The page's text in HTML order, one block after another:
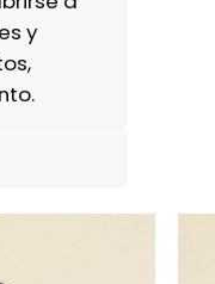
y